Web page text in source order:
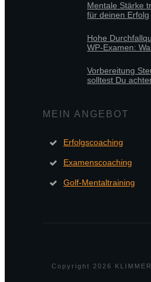
Mentale Stärke
für deinen Erfolg
Hohe
WP-Examen:
Vorbereitung
solltest Du
MEIN ANGEBOT
Erfolgscoaching
Examenscoaching
Golf-Mentaltraining
Copyright 2026